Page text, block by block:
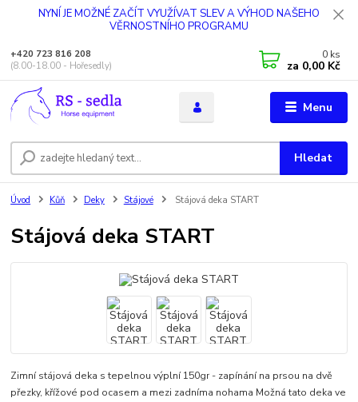
NYNÍ JE MOŽNÉ ZAČÍT VYUŽÍVAT SLEV A VÝHOD NAŠEHO
VĚRNOSTNÍHO PROGRAMU
Menu
Hledat
+420 723 816 208
(8.00-18.00 - Hořesedly)
0 ks
za 0,00 Kč
Úvod Kůň Deky Stájové Stájová deka START
Stájová deka START
Zimní stájová deka s tepelnou výplní 150gr - zapínání na prsou na dvě
přezky, křížové pod ocasem a mezi zadníma nohama Možná tato deka ve